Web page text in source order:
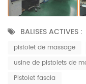
BALISES ACTIVES :
pistolet de massage
usine de pistolets de
Pistolet fascia